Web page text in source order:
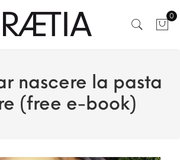
0
nascere la pasta
(free e-book)